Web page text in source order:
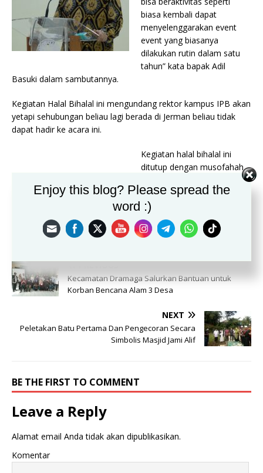
biasa kembali dapat
menyelenggarakan event
event yang biasanya
dilakukan rutin dalam satu
tahun” kata bapak Adil
Basuki dalam sambutannya.
Kegiatan Halal Bihalal ini mengundang rektor kampus IPB akan
yetapi sehubungan beliau lagi berada di Jerman beliau tidak
dapat hadir ke acara ini.
Kegiatan halal bihalal ini
ditutup dengan musofahah
atau bersalam-salaman seluruh warga yang hadir, menikmati
hidangan makan siang dan hiburan menikmati persembahan
lagu lagu dari warga dan tentunya photo bersama.(Nia)
Kecamatan Dramaga Salurkan Bantuan untuk
Korban Bencana Alam 3 Desa
NEXT
Peletakan Batu Pertama Dan Pengecoran Secara
Simbolis Masjid Jami Alif
BE THE FIRST TO COMMENT
Leave a Reply
Alamat email Anda tidak akan dipublikasikan.
Komentar
Enjoy this blog? Please spread the
word :)